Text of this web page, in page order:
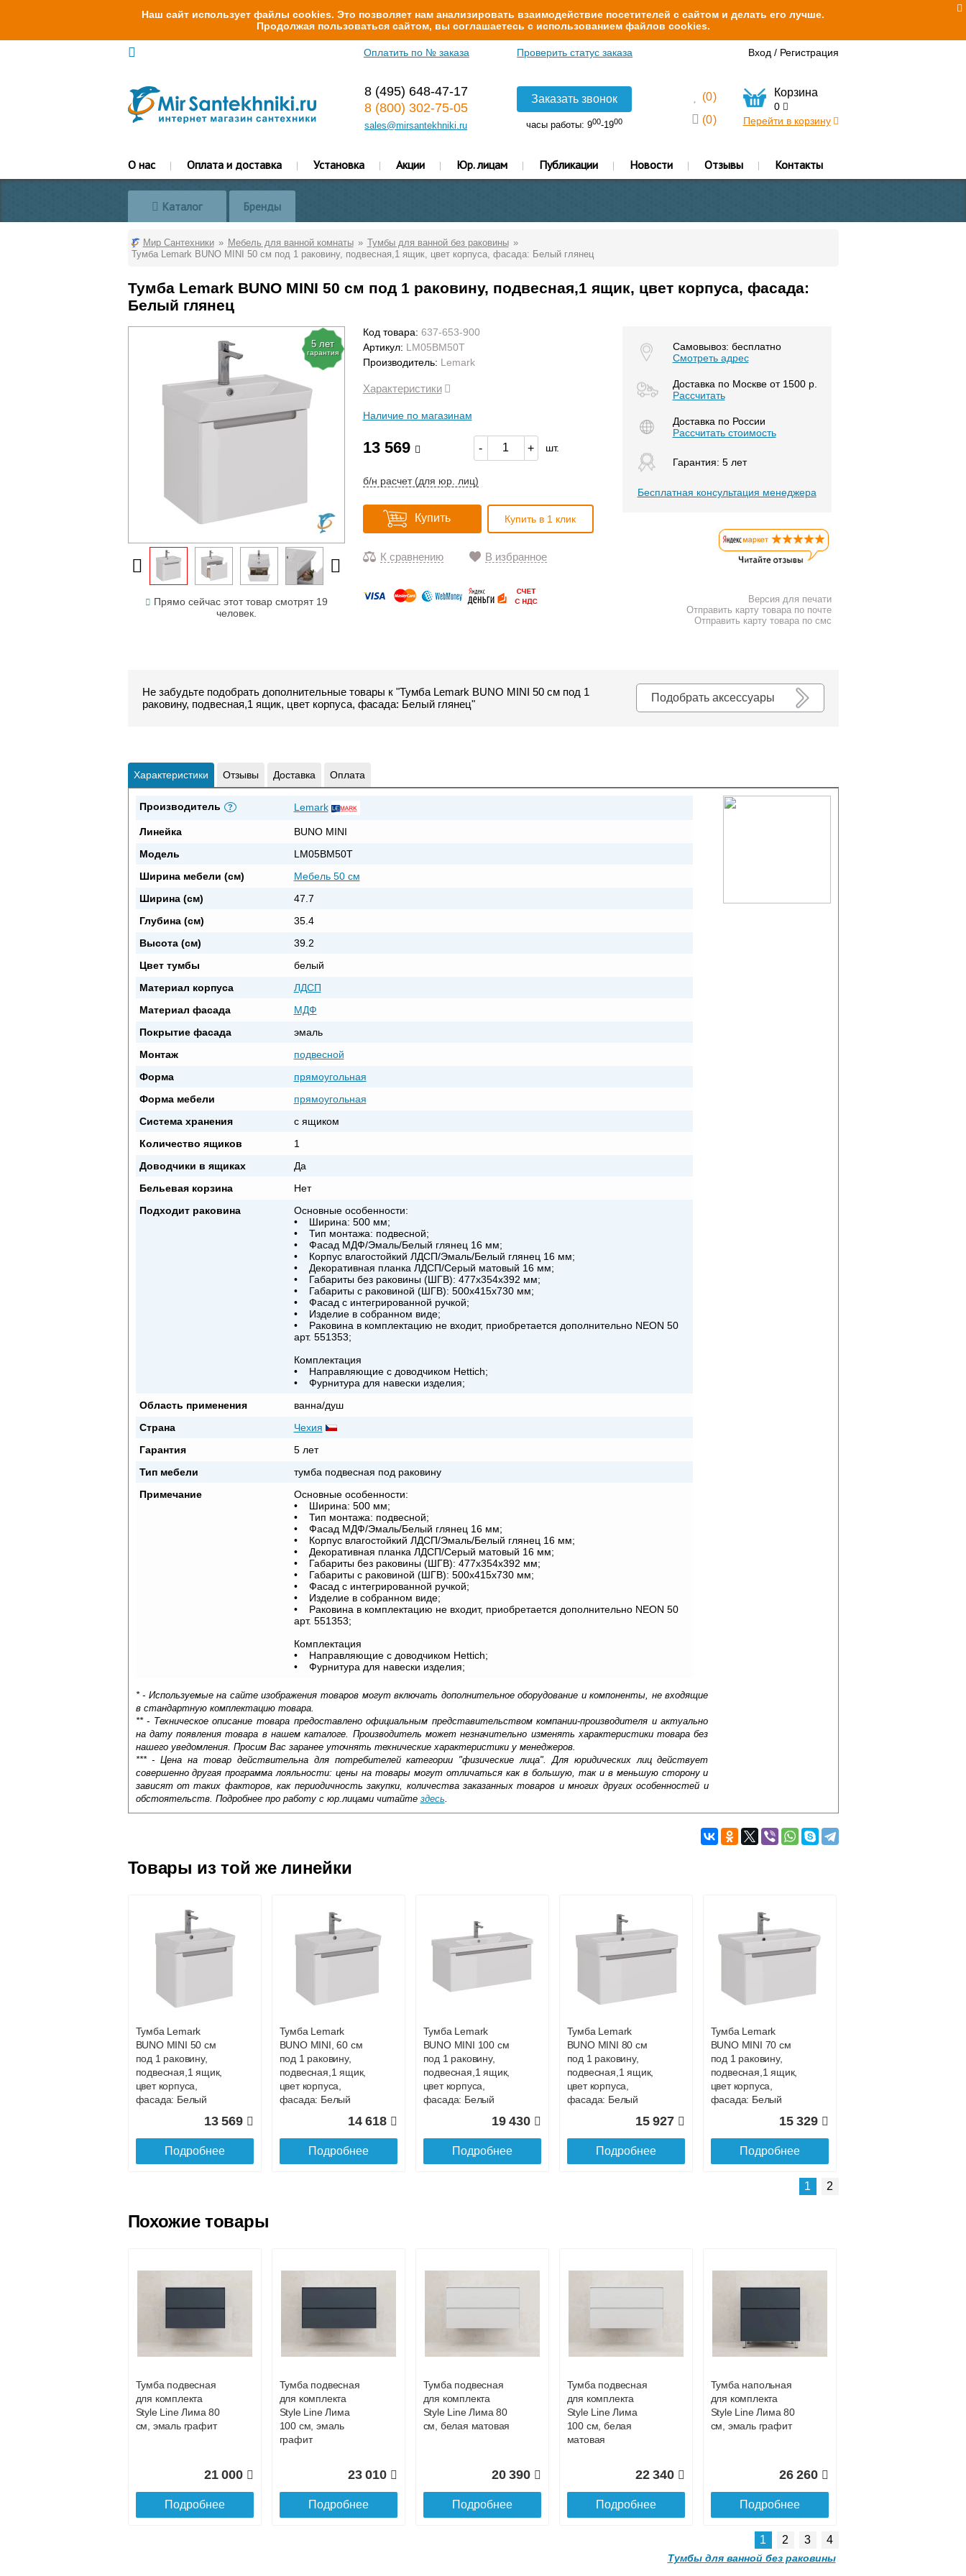
Наш сайт использует файлы cookies. Это позволяет нам анализировать взаимодействие посетителей с сайтом и делать его лучше.
Продолжая пользоваться сайтом, вы соглашаетесь с использованием файлов cookies.
Оплатить по № заказа Проверить статус заказа Вход / Регистрация
8 (495) 648-47-17
8 (800) 302-75-05
sales@mirsantekhniki.ru
Заказать звонок
часы работы: 900-1900
(0)
(0)
Корзина
0
Перейти в корзину
О нас Оплата и доставка Установка Акции Юр. лицам Публикации Новости Отзывы Контакты
Каталог Бренды
Мир Сантехники Мебель для ванной комнаты
Тумбы для ванной без раковины
Тумба Lemark BUNO MINI 50 см под 1 раковину, подвесная,1 ящик, цвет корпуса, фасада: Белый глянец
Тумба Lemark BUNO MINI 50 см под 1 раковину, подвесная,1 ящик, цвет корпуса, фасада:
Белый глянец
5 лет
гарантия
Прямо сейчас этот товар смотрят 19
человек.
Код товара: 637-653-900
Артикул: LM05BM50T
Производитель: Lemark
Характеристики
Наличие по магазинам
13 569 - + шт.
б/н расчет (для юр. лиц)
Купить Купить в 1 клик
К сравнению В избранное
Самовывоз: бесплатно
Смотреть адрес
Доставка по Москве от 1500 р.
Расcчитать
Доставка по России
Рассчитать стоимость
Гарантия: 5 лет
Бесплатная консультация менеджера
Версия для печати
Отправить карту товара по почте
Отправить карту товара по смс
Подобрать аксессуары
Не забудьте подобрать дополнительные товары к "Тумба Lemark BUNO MINI 50 см под 1
раковину, подвесная,1 ящик, цвет корпуса, фасада: Белый глянец"
Характеристики Отзывы Доставка Оплата
Производитель ? Lemark
Линейка
BUNO MINI
Модель
LM05BM50T
Ширина мебели (см)
Мебель 50 см
Ширина (см)
47.7
Глубина (см)
35.4
Высота (см)
39.2
Цвет тумбы
белый
Материал корпуса
ЛДСП
Материал фасада
МДФ
Покрытие фасада
эмаль
Монтаж
подвесной
Форма
прямоугольная
Форма мебели
прямоугольная
Система хранения
с ящиком
Количество ящиков
1
Доводчики в ящиках
Да
Бельевая корзина
Нет
Подходит раковина
Основные особенности:
• Ширина: 500 мм;
• Тип монтажа: подвесной;
• Фасад МДФ/Эмаль/Белый глянец 16 мм;
• Корпус влагостойкий ЛДСП/Эмаль/Белый глянец 16 мм;
• Декоративная планка ЛДСП/Серый матовый 16 мм;
• Габариты без раковины (ШГВ): 477х354х392 мм;
• Габариты с раковиной (ШГВ): 500х415х730 мм;
• Фасад с интегрированной ручкой;
• Изделие в собранном виде;
• Раковина в комплектацию не входит, приобретается дополнительно NEON 50
арт. 551353;
Комплектация
• Направляющие с доводчиком Hettich;
• Фурнитура для навески изделия;
Область применения
ванна/душ
Страна
Чехия
Гарантия
5 лет
Тип мебели
тумба подвесная под раковину
Примечание
Основные особенности:
• Ширина: 500 мм;
• Тип монтажа: подвесной;
• Фасад МДФ/Эмаль/Белый глянец 16 мм;
• Корпус влагостойкий ЛДСП/Эмаль/Белый глянец 16 мм;
• Декоративная планка ЛДСП/Серый матовый 16 мм;
• Габариты без раковины (ШГВ): 477х354х392 мм;
• Габариты с раковиной (ШГВ): 500х415х730 мм;
• Фасад с интегрированной ручкой;
• Изделие в собранном виде;
• Раковина в комплектацию не входит, приобретается дополнительно NEON 50
арт. 551353;
Комплектация
• Направляющие с доводчиком Hettich;
• Фурнитура для навески изделия;
* - Используемые на сайте изображения товаров могут включать дополнительное оборудование и компоненты, не входящие
в стандартную комплектацию товара.
** - Техническое описание товара предоставлено официальным представительством компании-производителя и актуально
на дату появления товара в нашем каталоге. Производитель может незначительно изменять характеристики товара без
нашего уведомления. Просим Вас заранее уточнять технические характеристики у менеджеров.
*** - Цена на товар действительна для потребителей категории "физические лица". Для юридических лиц действует
совершенно другая программа лояльности: цены на товары могут отличаться как в большую, так и в меньшую сторону и
зависят от таких факторов, как периодичность закупки, количества заказанных товаров и многих других особенностей и
обстоятельств. Подробнее про работу с юр.лицами читайте здесь
Доставка сантехники по Москве и Московской области
до подъезда
услуга платная
Доставка в регионы России.
Подробнее о доставке
Возможные способы оплаты:
Интернет-деньгами (Yandex-деньги, Web-money, Qiwi-кошельки и другие).
Безналичный расчёт (возможно и с НДС)подробнее...
Подробнее об оплате
Товары из той же линейки
Тумба Lemark
BUNO MINI 50 см
под 1 раковину,
подвесная,1 ящик,
цвет корпуса,
фасада: Белый
13 569
Подробнее
Тумба Lemark
BUNO MINI, 60 см
под 1 раковину,
подвесная,1 ящик,
цвет корпуса,
фасада: Белый
14 618
Подробнее
Тумба Lemark
BUNO MINI 100 см
под 1 раковину,
подвесная,1 ящик,
цвет корпуса,
фасада: Белый
19 430
Подробнее
Тумба Lemark
BUNO MINI 80 см
под 1 раковину,
подвесная,1 ящик,
цвет корпуса,
фасада: Белый
15 927
Подробнее
Тумба Lemark
BUNO MINI 70 см
под 1 раковину,
подвесная,1 ящик,
цвет корпуса,
фасада: Белый
15 329
Подробнее
BUNO MINI 125 см
подвесная, 2
корпуса, фасада:
Белый глянец
24 450
Подробнее
1 2
Похожие товары
Тумба подвесная
для комплекта
Style Line Лима 80
см, эмаль графит
21 000
Подробнее
Тумба подвесная
для комплекта
Style Line Лима
100 см, эмаль
графит
23 010
Подробнее
Тумба подвесная
для комплекта
Style Line Лима 80
см, белая матовая
20 390
Подробнее
Тумба подвесная
для комплекта
Style Line Лима
100 см, белая
матовая
22 340
Подробнее
Тумба напольная
для комплекта
Style Line Лима 80
см, эмаль графит
26 260
Подробнее
1 2 3 4
Тумбы для ванной без раковины